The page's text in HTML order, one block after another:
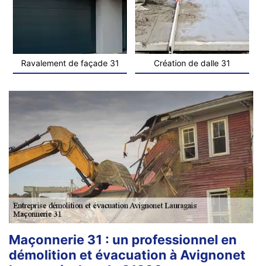
Ravalement de façade 31 Création de dalle 31
Maçonnerie 31 : un professionnel en
démolition et évacuation à Avignonet